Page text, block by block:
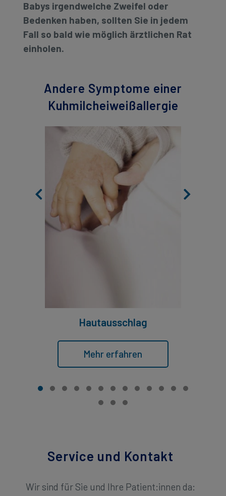
Babys irgendwelche Zweifel oder
Bedenken haben, sollten Sie in jedem
Fall so bald wie möglich ärztlichen Rat
einholen.
Andere Symptome einer
Kuhmilcheiweißallergie
Hautausschlag
Mehr erfahren
Service und Kontakt
Wir sind für Sie und Ihre Patient:innen da: